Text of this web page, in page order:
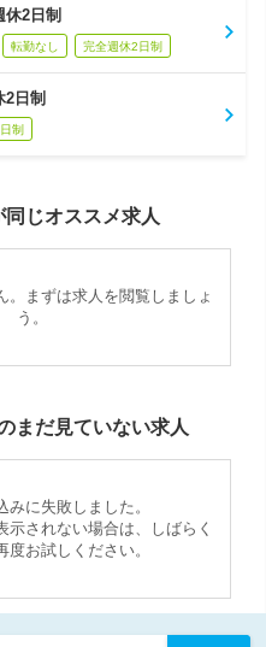
2日制
転勤なし 完全週休2日制
日制
制
じオススメ求人
。まずは求人を閲覧しましょ
う。
まだ見ていない求人
みに失敗しました。
示されない場合は、しばらく
度お試しください。